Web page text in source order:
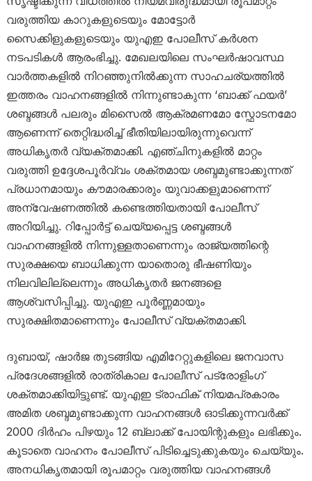
വരുത്തിയ കാറുകളുടെയും മോട്ടോർ
സൈക്കിളുകളുടെയും യുഎഇ പോലീസ് കർശന
നടപടികൾ ആരംഭിച്ചു. മേഖലയിലെ സംഘർഷാവസ്ഥ
വാർത്തകളിൽ നിറഞ്ഞുനിൽക്കുന്ന സാഹചര്യത്തിൽ
ഇത്തരം വാഹനങ്ങളിൽ നിന്നുണ്ടാകുന്ന ‘ബാക്ക് ഫയർ’
ശബ്ദങ്ങൾ പലരും മിസൈൽ ആക്രമണമോ സ്ഫോടനമോ
ആണെന്ന് തെറ്റിദ്ധരിച്ച് ഭീതിയിലായിരുന്നുവെന്ന്
അധികൃതർ വ്യക്തമാക്കി. എഞ്ചിനുകളിൽ മാറ്റം
വരുത്തി ഉദ്ദേശപൂർവ്വം ശക്തമായ ശബ്ദമുണ്ടാക്കുന്നത്
പ്രധാനമായും കൗമാരക്കാരും യുവാക്കളുമാണെന്ന്
അന്വേഷണത്തിൽ കണ്ടെത്തിയതായി പോലീസ്
അറിയിച്ചു. റിപ്പോർട്ട് ചെയ്യപ്പെട്ട ശബ്ദങ്ങൾ
വാഹനങ്ങളിൽ നിന്നുള്ളതാണെന്നും രാജ്യത്തിന്റെ
സുരക്ഷയെ ബാധിക്കുന്ന യാതൊരു ഭീഷണിയും
നിലവിലില്ലെന്നും അധികൃതർ ജനങ്ങളെ
ആശ്വസിപ്പിച്ചു. യുഎഇ പൂർണ്ണമായും
സുരക്ഷിതമാണെന്നും പോലീസ് വ്യക്തമാക്കി.
ദുബായ്, ഷാർജ തുടങ്ങിയ എമിറേറ്റുകളിലെ ജനവാസ
പ്രദേശങ്ങളിൽ രാത്രികാല പോലീസ് പട്രോളിംഗ്
ശക്തമാക്കിയിട്ടുണ്ട്. യുഎഇ ട്രാഫിക് നിയമപ്രകാരം
അമിത ശബ്ദമുണ്ടാക്കുന്ന വാഹനങ്ങൾ ഓടിക്കുന്നവർക്ക്
2000 ദിർഹം പിഴയും 12 ബ്ലാക്ക് പോയിന്റുകളും ലഭിക്കും.
കൂടാതെ വാഹനം പോലീസ് പിടിച്ചെടുക്കുകയും ചെയ്യും.
അനധികൃതമായി രൂപമാറ്റം വരുത്തിയ വാഹനങ്ങൾ